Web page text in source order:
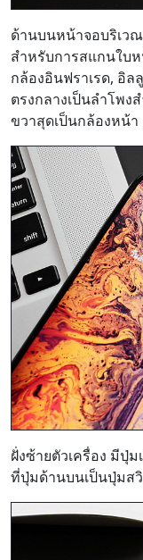
ด้านบนหน้าจอบริเว
สำหรับการสแกนใบ
กล้องอินฟราเรด, อิล
ตรงกลางเป็นลำโพ
ขวาสุดเป็นกล้องหน้า
ฝั่งซ้ายตัวเครื่อง มีปุ่
ที่ปุ่มด้านบนเป็นปุ่มสวิ